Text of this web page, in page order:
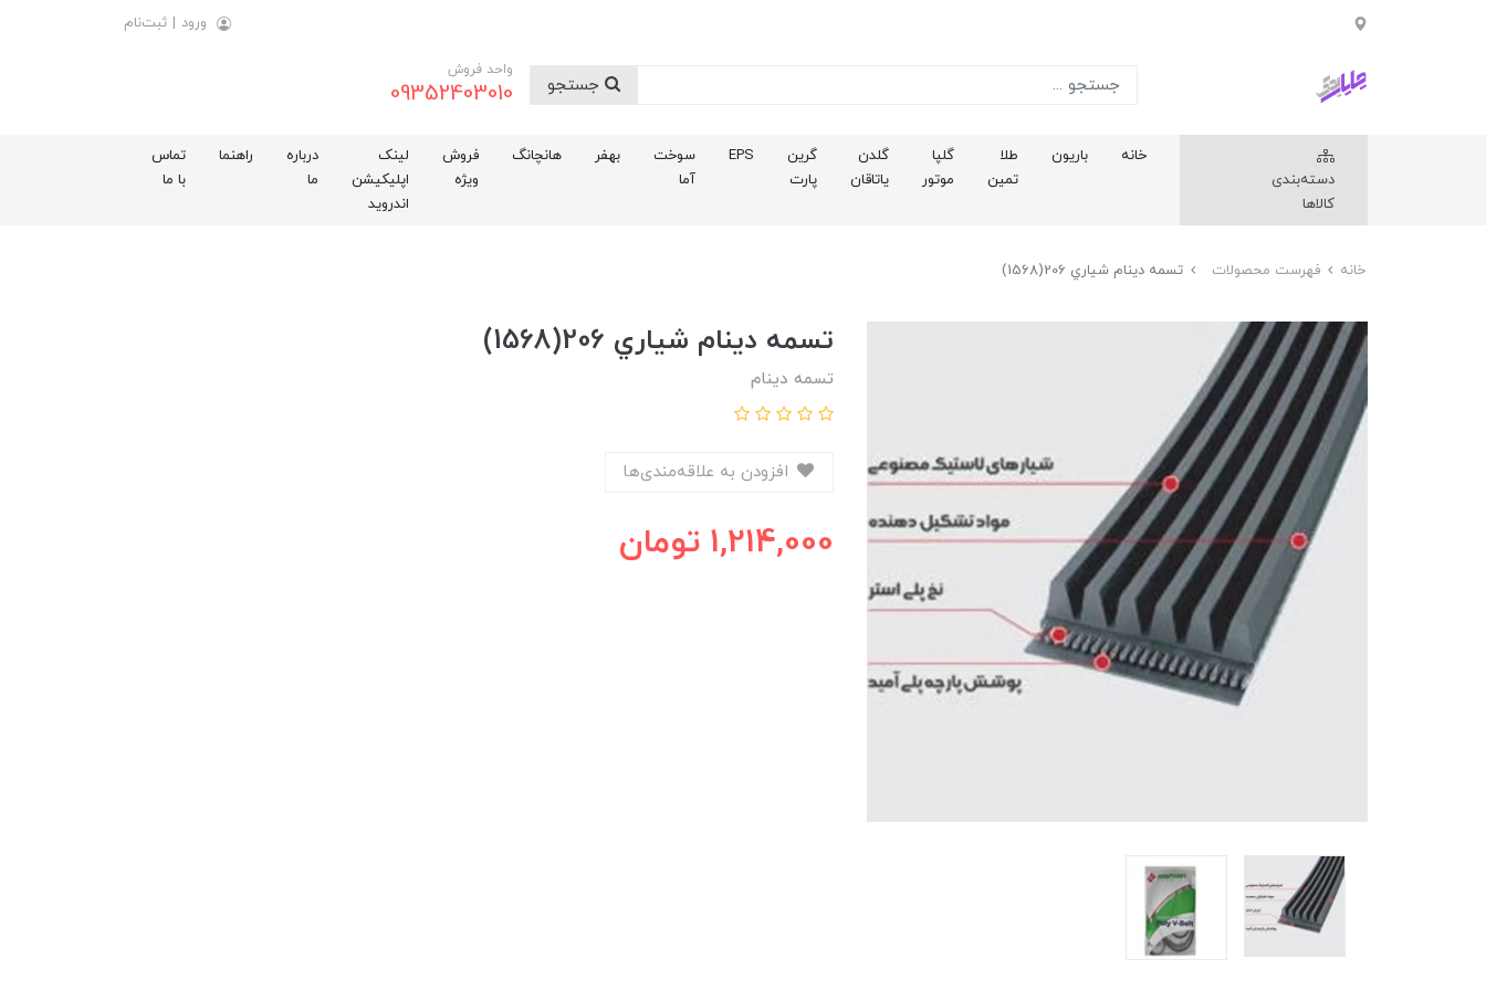
ورود | ثبت‌نام
واحد فروش
09352403010
دسته‌بندی
کالاها
خانه باریون
طلا
تمین
گلپا
موتور
گلدن
یاتاقان
گرین
پارت
EPS
سوخت
آما
بهفر هانچانگ
فروش
ویژه
لینک
اپلیکیشن
اندروید
درباره
ما
راهنما
تماس
با ما
خانه فهرست محصولات تسمه دينام شياري 206(1568)
تسمه دينام شياري 206(1568)
تسمه دینام
1,214,000 تومان